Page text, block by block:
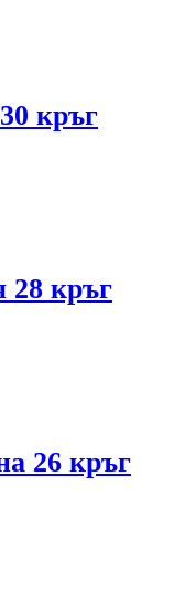
кръг
28 кръг
26 кръг